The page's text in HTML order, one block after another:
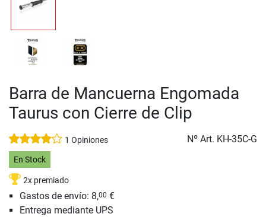
Barra de Mancuerna Engomada
Taurus con Cierre de Clip
1 Opiniones Nº Art. KH-35C-G
En Stock
2x premiado
Gastos de envío: 8,00 €
Entrega mediante UPS